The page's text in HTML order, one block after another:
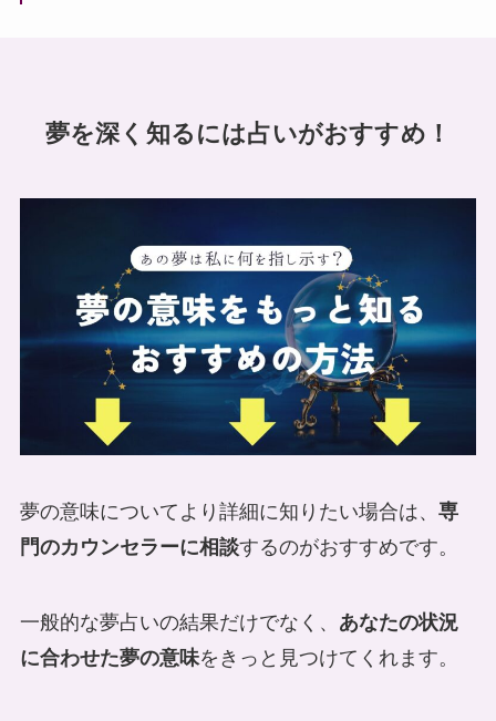
夢を深く知るには占いがおすすめ！
夢の意味についてより詳細に知りたい場合は、 専
門のカウンセラーに相談するのがおすすめです。
一般的な夢占いの結果だけでなく、 あなたの状況
に合わせた夢の意味をきっと見つけてくれます。